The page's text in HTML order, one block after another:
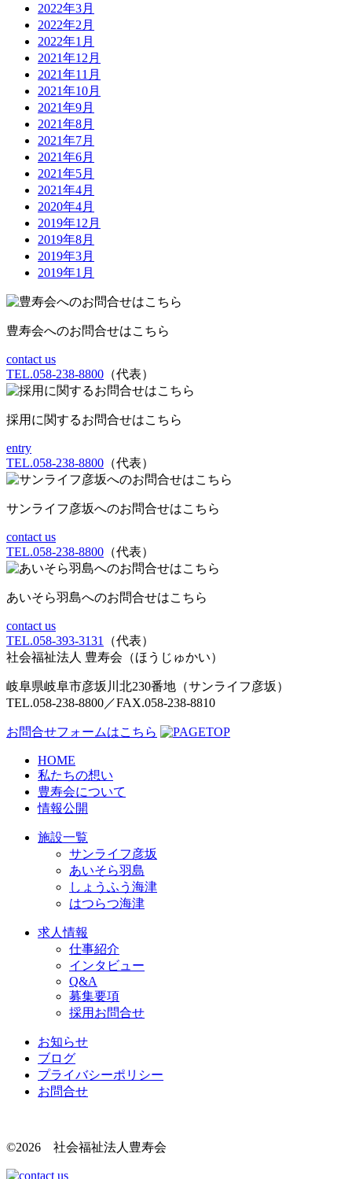
2022年3月
2022年2月
2022年1月
2021年12月
2021年11月
2021年10月
2021年9月
2021年8月
2021年7月
2021年6月
2021年5月
2021年4月
2020年4月
2019年12月
2019年8月
2019年3月
2019年1月
豊寿会へのお問合せはこちら
contact us
TEL.058-238-8800 （代表）
採用に関するお問合せはこちら
entry
TEL.058-238-8800 （代表）
サンライフ彦坂へのお問合せはこちら
contact us
TEL.058-238-8800 （代表）
あいそら羽島へのお問合せはこちら
contact us
TEL.058-393-3131
（代表）
社会福祉法人 豊寿会 （ほうじゅかい）
岐阜県岐阜市彦坂川北230番地（サンライフ彦坂）
TEL.058-238-8800／FAX.058-238-8810
お問合せフォームはこちら
HOME
私たちの想い
豊寿会について
情報公開
施設一覧
サンライフ彦坂
あいそら羽島
しょうふう海津
はつらつ海津
求人情報
仕事紹介
インタビュー
Q&A
募集要項
採用お問合せ
お知らせ
ブログ
プライバシーポリシー
お問合せ
©2026 社会福祉法人豊寿会